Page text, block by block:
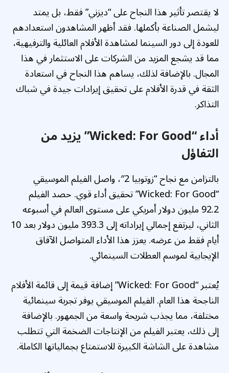
لا يقتصر تأثير هذا النجاح على “ديزني” فقط، بل يمتد
ليشمل الصناعة بأكملها. فقد أظهر المشاهدون استعدادهم
للعودة إلى دور السينما لمشاهدة الأفلام العائلية والترفيهية،
مما قد يشجع المزيد من الشركات على الاستثمار في هذا
المجال. بالإضافة لذلك، يساهم هذا النجاح في استعادة
الثقة في قدرة الأفلام على تحقيق إيرادات جيدة في شباك
التذاكر.
أداء “Wicked: For Good” يزيد من
التفاؤل
بالتزامن مع نجاح “زوتوبيا 2″، واصل الفيلم الموسيقي
“Wicked: For Good” تحقيق أداء قوي. حصد الفيلم
92.2 مليون دولار أمريكي على مستوى العالم في أسبوعه
الثاني، ليرتفع إجمالي إيراداته إلى 393.3 مليون دولار بعد 10
أيام فقط من عرضه. يعزز هذا الأداء المتواصل الآفاق
الإيجابية لموسم العطلات السينمائي.
يُعتبر “Wicked: For Good” إضافة قيمة إلى قائمة الأفلام
الناجحة هذا العام. الفيلم الموسيقي يوفر تجربة سينمائية
مختلفة، مما يجذب شريحة واسعة من الجمهور. بالإضافة
إلى ذلك، يعتبر الفيلم من الإنتاجات الضخمة التي تتطلب
مشاهدة على الشاشة الكبيرة للاستمتاع بجمالياتها الكاملة.